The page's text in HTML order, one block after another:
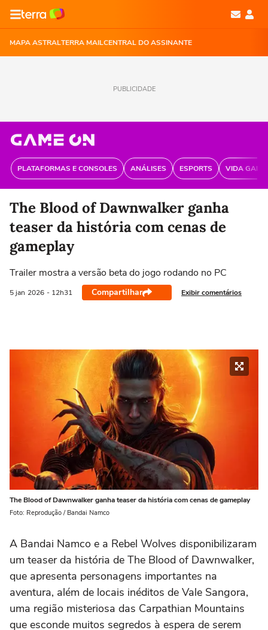
MAPA ASTRALTERRA MAILCENTRAL DO ASSINANTE
PUBLICIDADE
PLATAFORMAS E CONSOLES ANÁLISES ESPORTS VIDA
The Blood of Dawnwalker ganha
teaser da história com cenas de
gameplay
Trailer mostra a versão beta do jogo rodando no PC
5 jan 2026 - 12h31 Compartilhar Exibir comentários
The Blood of Dawnwalker ganha teaser da história com cenas de gameplay
Foto: Reprodução / Bandai Namco
A Bandai Namco e a Rebel Wolves disponibilizaram
um teaser da história de The Blood of Dawnwalker,
que apresenta personagens importantes na
aventura, além de locais inéditos de Vale Sangora,
uma região misteriosa das Carpathian Mountains
que esconde muitos segredos à espera de serem